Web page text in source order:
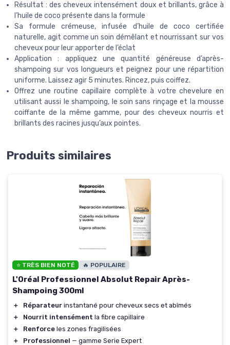
Résultat : des cheveux intensément doux et brillants, grâce à
l’huile de coco présente dans la formule
Sa formule crémeuse, infusée d’huile de coco certifiée
naturelle, agit comme un soin démêlant et nourrissant sur vos
cheveux pour leur apporter de l’éclat
Application : appliquez une quantité généreuse d’après-
shampoing sur vos longueurs et peignez pour une répartition
uniforme. Laissez agir 5 minutes. Rincez, puis coiffez.
Offrez une routine capillaire complète à votre chevelure en
utilisant aussi le shampoing, le soin sans rinçage et la mousse
coiffante de la même gamme, pour des cheveux nourris et
brillants des racines jusqu’aux pointes.
Produits similaires
⭐ TRÈS BIEN NOTÉ 🔥 POPULAIRE
L'Oréal Professionnel Absolut Repair Après-
Shampoing 300ml
＋ Réparateur instantané pour cheveux secs et abîmés
＋
Nourrit intensément la fibre capillaire
＋
Renforce les zones fragilisées
＋
Professionnel — gamme Serie Expert